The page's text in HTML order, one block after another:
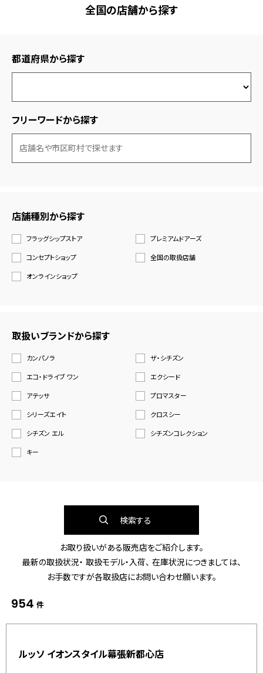
全国の店舗から探す
都道府県から探す
フリーワードから探す
店舗種別から探す
フラッグシップストア
プレミアムドアーズ
コンセプトショップ
全国の取扱店舗
オンラインショップ
取扱いブランドから探す
カンパノラ
ザ・シチズン
エコ・ドライブ ワン
エクシード
アテッサ
プロマスター
シリーズエイト
クロスシー
シチズン エル
シチズンコレクション
キー
検索する
お取り扱いがある販売店をご紹介します。
最新の取扱状況・ 取扱モデル・入荷、 在庫状況につきましては、
お手数ですが各取扱店にお問い合わせ願います。
954 件
ルッソ イオンスタイル幕張新都心店